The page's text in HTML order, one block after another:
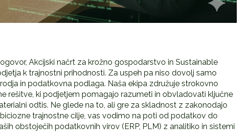
Akcijski načrt za krožno gospodarstvo in Sustainable
k trajnostni prihodnosti. Za uspeh pa niso dovolj samo
in podatkovna podlaga. Naša ekipa združuje strokovno
rešitve, ki podjetjem pomagajo razumeti in obvladovati ključne
odtis. Ne glede na to, ali gre za skladnost z zakonodajo
trajnostne cilje, vas vodimo na poti od podatkov do
obstoječih podatkovnih virov (ERP, PLM) z analitiko in sistemi